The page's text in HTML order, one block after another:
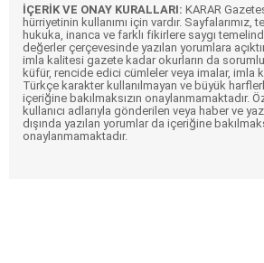
İÇERİK VE ONAY KURALLARI: KARAR
hürriyetinin kullanımı için vardır. Sayfalarımız,
hukuka, inanca ve farklı fikirlere saygı
değerler çerçevesinde yazılan yorumlara
imla kalitesi gazete kadar okurların da
küfür, rencide edici cümleler veya imalar, imla
Türkçe karakter kullanılmayan ve büyük
içeriğine bakılmaksızın onaylanmamaktadır.
kullanıcı adlarıyla gönderilen veya haber ve
dışında yazılan yorumlar da içeriğine
onaylanmamaktadır.